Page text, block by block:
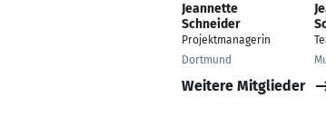
Jeannette
Schneider
Projektmanagerin
Dortmund
Weitere Mitglieder